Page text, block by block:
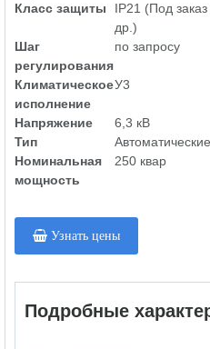
Класс защиты
IP21 (Под
др.)
Шаг
регулирования
по запросу
Климатическое
исполнение
У3
Напряжение
6,3 кВ
Тип
Автоматические
Номинальная
мощность
250 квар
Узнать цены
Подробные